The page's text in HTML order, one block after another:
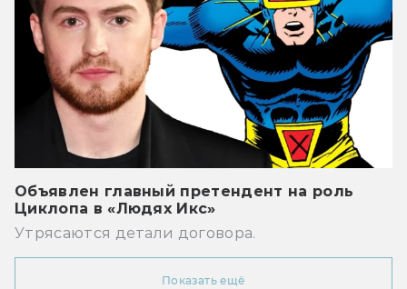
Объявлен главный претендент на роль
Циклопа в «Людях Икс»
Утрясаются детали договора.
Показать ещё